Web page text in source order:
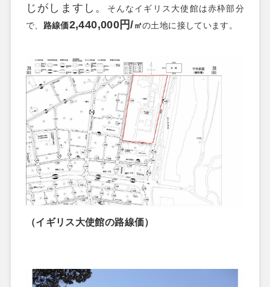
じがしますし。
そんなイギリス大使館は赤枠部分
で、 路線価2,440,000円/㎡の土地に接しています。
（イギリス大使館の路線価）